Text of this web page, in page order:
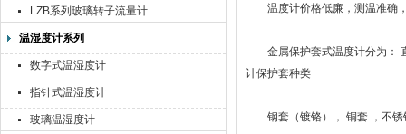
LZB系列玻璃转子流量计
温湿度计系列
数字式温湿度计
指针式温湿度计
玻璃温湿度计
温度计价格低廉，测温准确
金属保护套式温度计分为：
计保护套种类
钢套（镀铬）， 铜套 ，不锈